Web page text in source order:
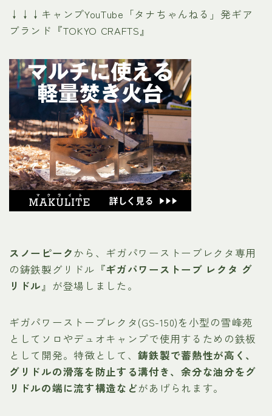
↓↓↓キャンプYouTube「タナちゃんねる」発ギア
ブランド『TOKYO CRAFTS』
スノーピークから、ギガパワーストーブレクタ専用
の鋳鉄製グリドル『ギガパワーストーブ レクタ グ
リドル』が登場しました。
ギガパワーストーブレクタ(GS-150)を小型の雪峰苑
としてソロやデュオキャンプで使用するための鉄板
として開発。特徴として、鋳鉄製で蓄熱性が高く、
グリドルの滑落を防止する溝付き、余分な油分をグ
リドルの端に流す構造などがあげられます。